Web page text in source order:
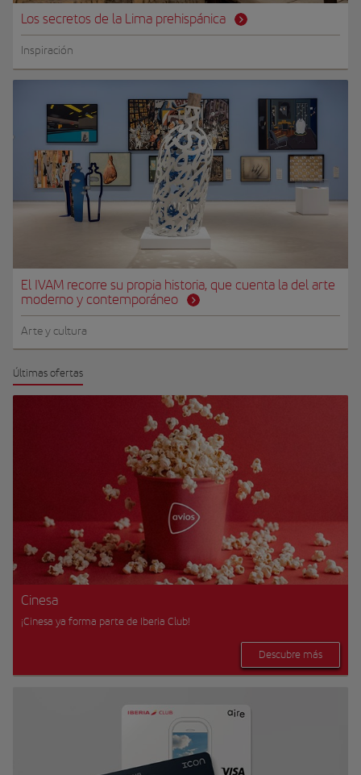
Los secretos de la Lima prehispánica
Inspiración
El IVAM recorre su propia historia, que cuenta la del arte
moderno y contemporáneo
Arte y cultura
Últimas ofertas
Cinesa
¡Cinesa ya forma parte de Iberia Club!
Descubre más